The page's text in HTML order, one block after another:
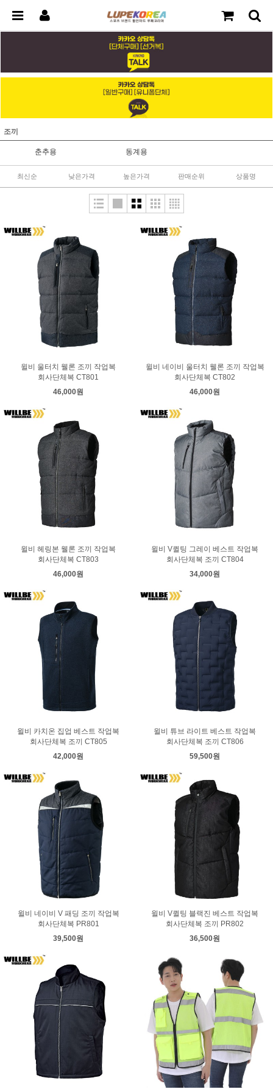
조끼
춘추용 동계용
최신순 낮은가격 높은가격 판매순위 상품명
윌비 울터치 웰론 조끼 작업복
회사단체복 CT801
46,000원
윌비 네이비 울터치 웰론 조끼 작업복
회사단체복 CT802
46,000원
윌비 헤링본 웰론 조끼 작업복
회사단체복 CT803
46,000원
윌비 V퀼팅 그레이 베스트 작업복
회사단체복 조끼 CT804
34,000원
윌비 카치온 집업 베스트 작업복
회사단체복 조끼 CT805
42,000원
윌비 튜브 라이트 베스트 작업복
회사단체복 조끼 CT806
59,500원
윌비 네이비 V 패딩 조끼 작업복
회사단체복 PR801
39,500원
윌비 V퀼팅 블랙진 베스트 작업복
회사단체복 조끼 PR802
36,500원